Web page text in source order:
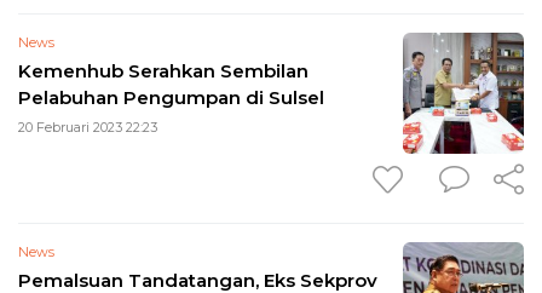
News
Kemenhub Serahkan Sembilan
Pelabuhan Pengumpan di Sulsel
20 Februari 2023 22:23
News
Pemalsuan Tandatangan, Eks Sekprov